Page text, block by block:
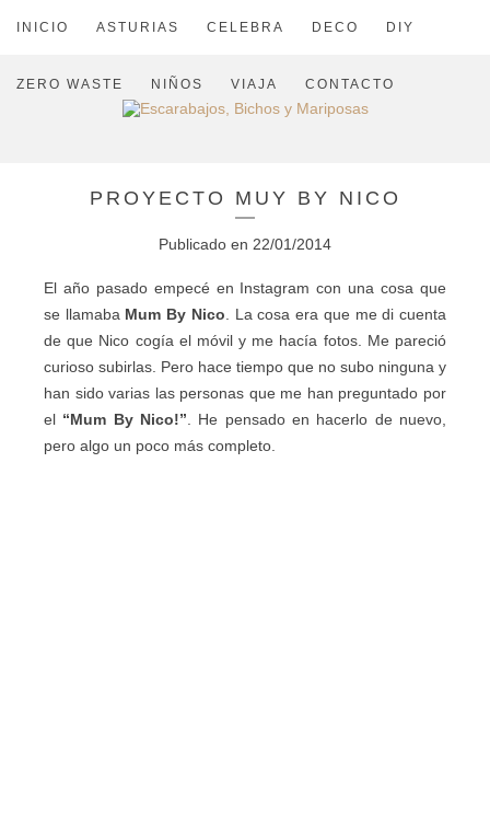
INICIO ASTURIAS CELEBRA DECO DIY
ZERO WASTE NIÑOS VIAJA CONTACTO
PROYECTO MUY BY NICO
Publicado en 22/01/2014
El año pasado empecé en Instagram con una cosa que
se llamaba Mum By Nico. La cosa era que me di cuenta
de que Nico cogía el móvil y me hacía fotos. Me pareció
curioso subirlas. Pero hace tiempo que no subo ninguna y
han sido varias las personas que me han preguntado por
el “Mum By Nico!”. He pensado en hacerlo de nuevo,
pero algo un poco más completo.